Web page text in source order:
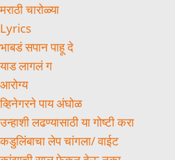
मराठी चारोळ्या
Lyrics
भाबडं सपान पाहू दे
याड लागलं ग
आरोग्य
व्हिनेगरने पाय अंघोळ
उन्हाशी लढण्यासाठी या गोष्टी करा
कडुलिंबाचा लेप चांगला/ वाईट